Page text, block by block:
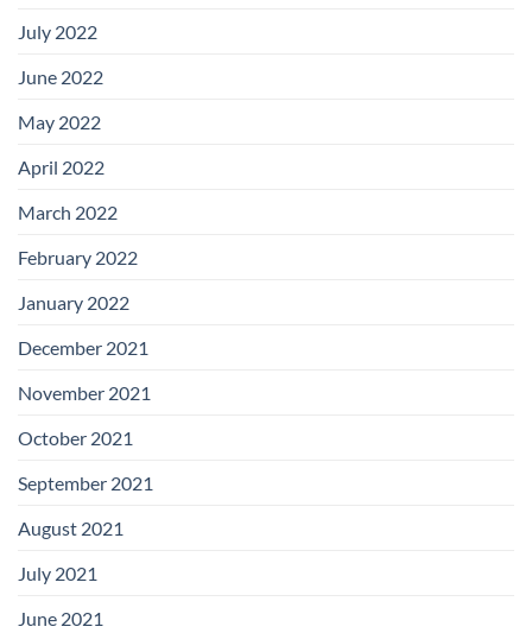
July 2022
June 2022
May 2022
April 2022
March 2022
February 2022
January 2022
December 2021
November 2021
October 2021
September 2021
August 2021
July 2021
June 2021